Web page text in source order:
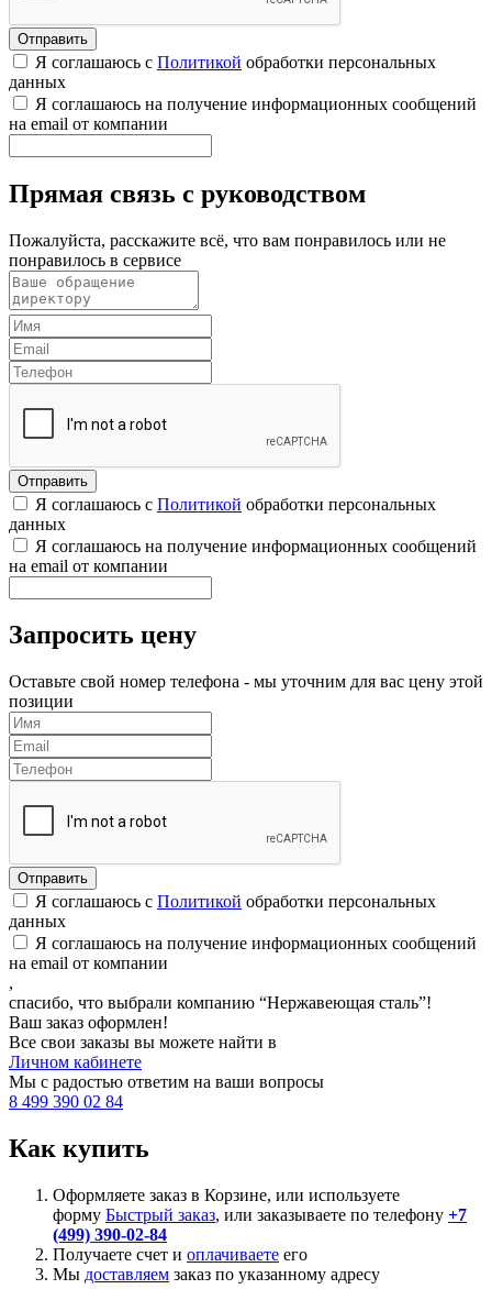
Я соглашаюсь с Политикой обработки персональных
данных
Я соглашаюсь на получение информационных сообщений
на email от компании
Прямая связь с руководством
Пожалуйста, расскажите всё, что вам понравилось или не
понравилось в сервисе
Я соглашаюсь с Политикой обработки персональных
данных
Я соглашаюсь на получение информационных сообщений
на email от компании
Запросить цену
Оставьте свой номер телефона - мы уточним для вас цену этой
позиции
Я соглашаюсь с Политикой обработки персональных
данных
Я соглашаюсь на получение информационных сообщений
на email от компании
,
спасибо, что выбрали компанию “Нержавеющая сталь”!
Ваш заказ оформлен!
Все свои заказы вы можете найти в
Личном кабинете
Мы с радостью ответим на ваши вопросы
8 499 390 02 84
Как купить
Оформляете заказ в Корзине, или используете
форму Быстрый заказ, или заказываете по телефону +7
(499) 390-02-84
Получаете счет и оплачиваете его
Мы доставляем заказ по указанному адресу